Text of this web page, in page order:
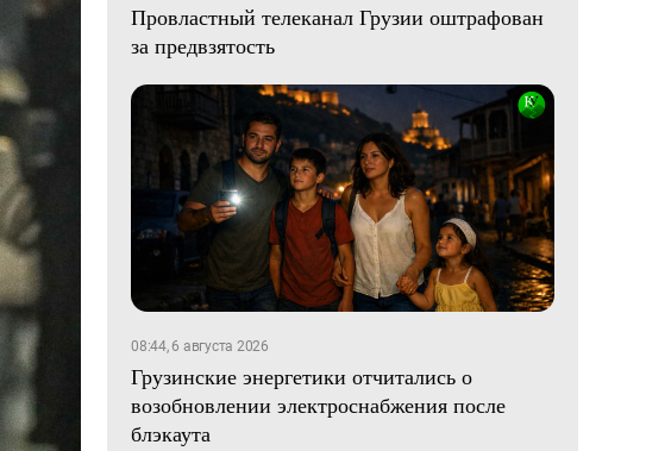
Провластный телеканал Грузии оштрафован
за предвзятость
08:44, 6 августа 2026
Грузинские энергетики отчитались о
возобновлении электроснабжения после
блэкаута